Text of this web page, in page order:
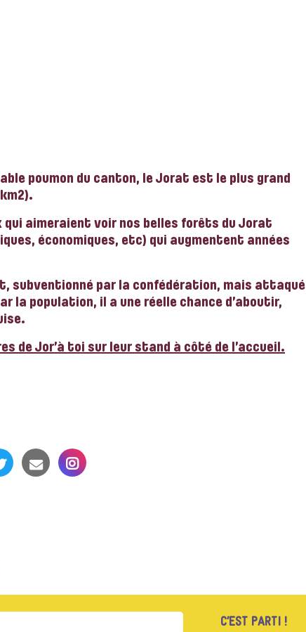
poumon du canton, le Jorat est le plus grand
qui aimeraient voir nos belles forêts du Jorat
économiques, etc) qui augmentent années
subventionné par la confédération, mais attaqué
population, il a une réelle chance d’aboutir,
de Jor’à toi sur leur stand à côté de l’accueil.